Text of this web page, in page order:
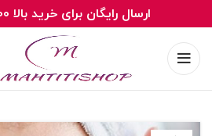
ارسال رایگان برای خرید بالا 5,000,000 تومان